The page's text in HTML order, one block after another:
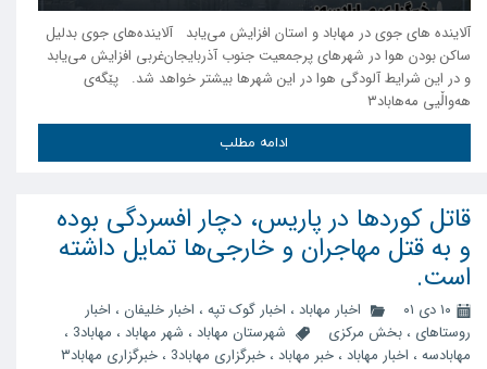
آلاینده های جوی در مهاباد و استان افزایش می‌یابد آلاینده‌های جوی بدلیل
ساکن بودن هوا در شهرهای پرجمعیت جنوب آذربایجان‌غربی افزایش می‌یابد
و در این شرایط آلودگی هوا در این شهرها بیشتر خواهد شد. پێگەی
هەواڵیی مەهاباد۳
ادامه مطلب
قاتل کورد‌ها در پاریس، دچار افسردگی بوده
و به قتل مهاجران و خارجی‌ها تمایل داشته
است.
۱۰ دی ۰۱ اخبار مهاباد ، اخبار گوک تپه ، اخبار خلیفان ، اخبار
روستاهای ، بخش مرکزی شهرستان مهاباد ، شهر مهاباد ، مهاباد3 ،
مهابادسه ، اخبار مهاباد ، خبر مهاباد ، خبرگزاری مهاباد3 ، خبرگزاری مهاباد۳